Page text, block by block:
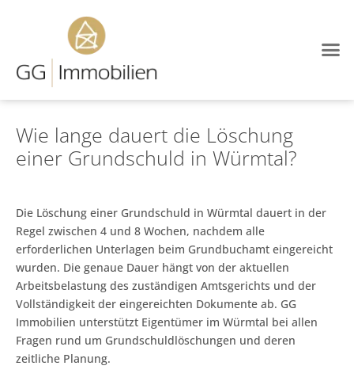
Wie lange dauert die Löschung
einer Grundschuld in Würmtal?
Die Löschung einer Grundschuld in Würmtal dauert in der
Regel zwischen 4 und 8 Wochen, nachdem alle
erforderlichen Unterlagen beim Grundbuchamt eingereicht
wurden. Die genaue Dauer hängt von der aktuellen
Arbeitsbelastung des zuständigen Amtsgerichts und der
Vollständigkeit der eingereichten Dokumente ab. GG
Immobilien unterstützt Eigentümer im Würmtal bei allen
Fragen rund um Grundschuldlöschungen und deren
zeitliche Planung.